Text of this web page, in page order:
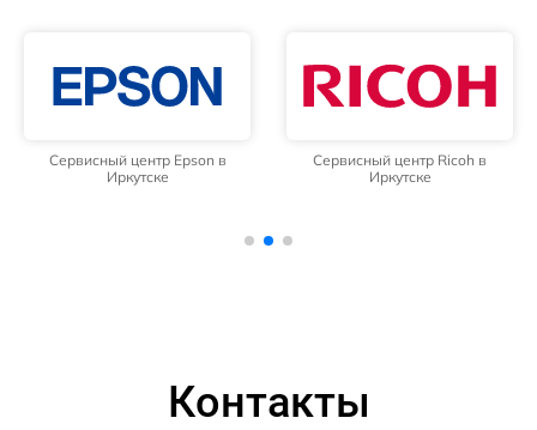
Сервисный центр Epson в
Иркутске
Сервисный центр Ricoh в
Иркутске
Контакты